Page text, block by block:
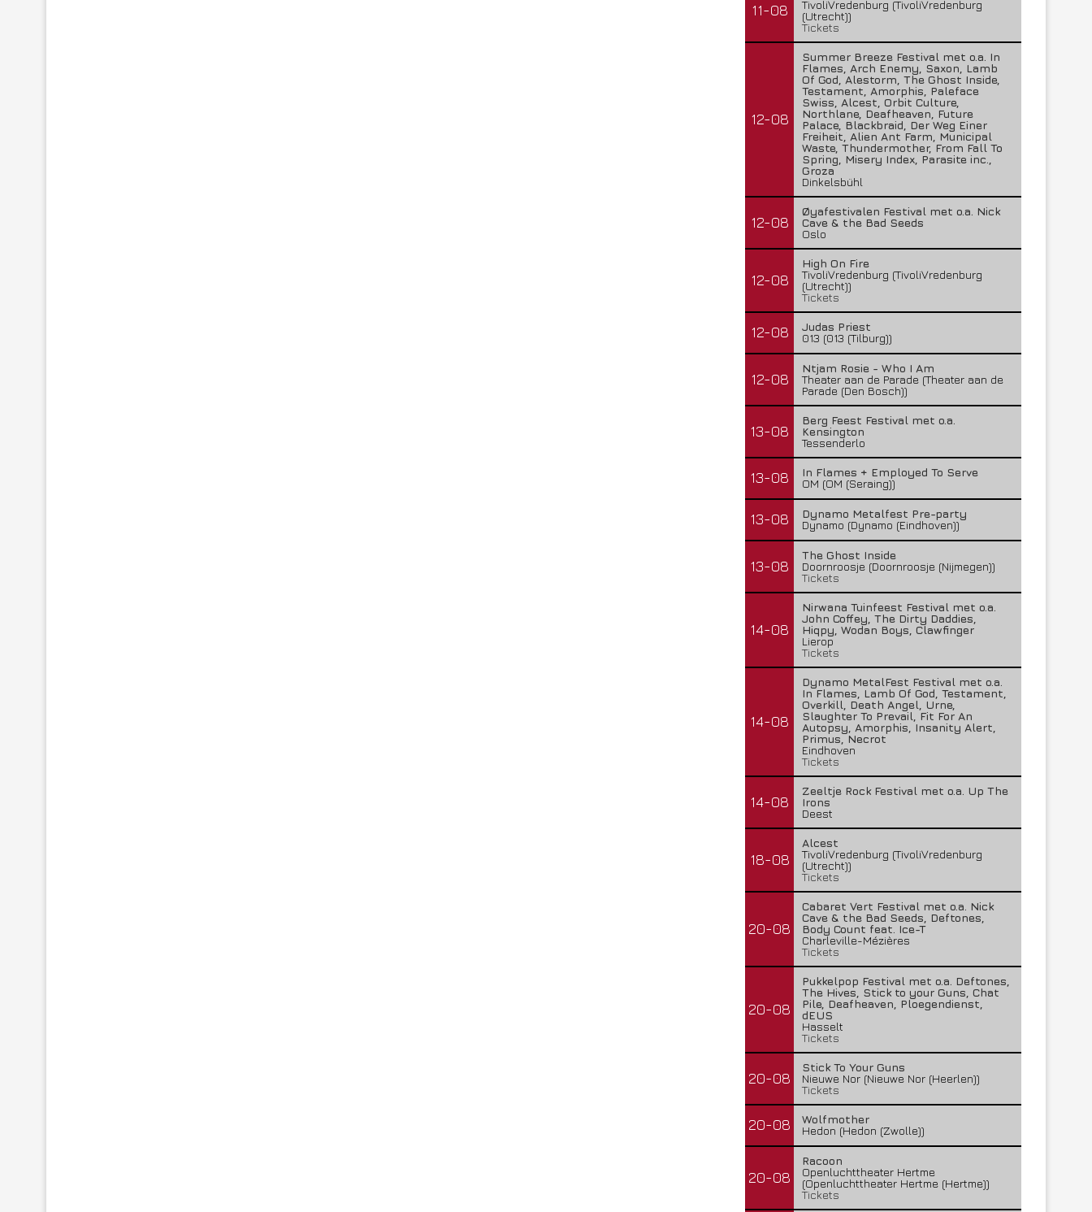
11-08
TivoliVredenburg (TivoliVredenburg
(Utrecht))
Tickets
12-08
Summer Breeze Festival met o.a. In
Flames, Arch Enemy, Saxon, Lamb
Of God, Alestorm, The Ghost Inside,
Testament, Amorphis, Paleface
Swiss, Alcest, Orbit Culture,
Northlane, Deafheaven, Future
Palace, Blackbraid, Der Weg Einer
Freiheit, Alien Ant Farm, Municipal
Waste, Thundermother, From Fall To
Spring, Misery Index, Parasite inc.,
Groza
Dinkelsbühl
12-08
Øyafestivalen Festival met o.a. Nick
Cave & the Bad Seeds
Oslo
12-08
High On Fire
TivoliVredenburg (TivoliVredenburg
(Utrecht))
Tickets
12-08
Judas Priest
013 (013 (Tilburg))
12-08
Ntjam Rosie - Who I Am
Theater aan de Parade (Theater aan de
Parade (Den Bosch))
13-08
Berg Feest Festival met o.a.
Kensington
Tessenderlo
13-08
In Flames + Employed To Serve
OM (OM (Seraing))
13-08
Dynamo Metalfest Pre-party
Dynamo (Dynamo (Eindhoven))
13-08
The Ghost Inside
Doornroosje (Doornroosje (Nijmegen))
Tickets
14-08
Nirwana Tuinfeest Festival met o.a.
John Coffey, The Dirty Daddies,
Hiqpy, Wodan Boys, Clawfinger
Lierop
Tickets
14-08
Dynamo MetalFest Festival met o.a.
In Flames, Lamb Of God, Testament,
Overkill, Death Angel, Urne,
Slaughter To Prevail, Fit For An
Autopsy, Amorphis, Insanity Alert,
Primus, Necrot
Eindhoven
Tickets
14-08
Zeeltje Rock Festival met o.a. Up The
Irons
Deest
18-08
Alcest
TivoliVredenburg (TivoliVredenburg
(Utrecht))
Tickets
20-08
Cabaret Vert Festival met o.a. Nick
Cave & the Bad Seeds, Deftones,
Body Count feat. Ice-T
Charleville-Mézières
Tickets
20-08
Pukkelpop Festival met o.a. Deftones,
The Hives, Stick to your Guns, Chat
Pile, Deafheaven, Ploegendienst,
dEUS
Hasselt
Tickets
20-08
Stick To Your Guns
Nieuwe Nor (Nieuwe Nor (Heerlen))
Tickets
20-08
Wolfmother
Hedon (Hedon (Zwolle))
20-08
Racoon
Openluchttheater Hertme
(Openluchttheater Hertme (Hertme))
Tickets